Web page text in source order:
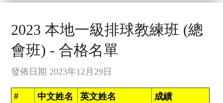
2023 本地一級排球教練班 (總
會班) - 合格名單
發佈日期 2023年12月29日
# 中文姓名 英文姓名 成績